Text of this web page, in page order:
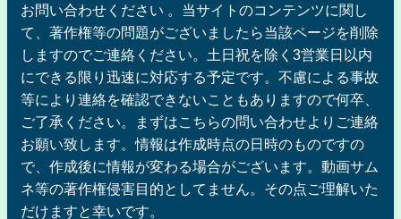
お問い合わせください 。当サイトのコンテンツに関し
て、著作権等の問題がございましたら当該ページを削除
しますのでご連絡ください。土日祝を除く3営業日以内
にできる限り迅速に対応する予定です。不慮による事故
等により連絡を確認できないこともありますので何卒、
ご了承ください。まずはこちらの問い合わせよりご連絡
お願い致します。情報は作成時点の日時のものですの
で、作成後に情報が変わる場合がございます。動画サム
ネ等の著作権侵害目的としてません。その点ご理解いた
だけますと幸いです。